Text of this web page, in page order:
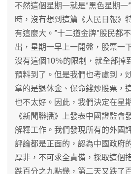
不然這個星期一就是”黑色星期一
時，沒有想到這篇《人民日報》
有這麼大。”十二道金牌”股民都
出，星期一早上一開盤，股票一
沒有這個10％的限制，就全部掉
預料到了。但是我們也考慮到，
拿的是退休金、保命錢炒股票，
也不太好。因此，我們決定在星
《新聞聯播》上發表中國證監會
解釋工作。我們發現所有的外國
評論都是正面的，認為中國政府
厚非，不可求全責備，採取這個
跌百分之九點幾，第二天又跌了